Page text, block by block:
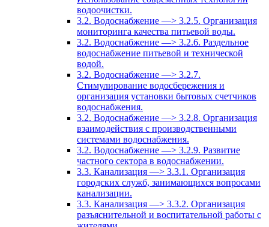
водоочистки.
3.2. Водоснабжение —> 3.2.5. Организация
мониторинга качества питьевой воды.
3.2. Водоснабжение —> 3.2.6. Раздельное
водоснабжение питьевой и технической
водой.
3.2. Водоснабжение —> 3.2.7.
Стимулирование водосбережения и
организация установки бытовых счетчиков
водоснабжения.
3.2. Водоснабжение —> 3.2.8. Организация
взаимодействия с производственными
системами водоснабжения.
3.2. Водоснабжение —> 3.2.9. Развитие
частного сектора в водоснабжении.
3.3. Канализация —> 3.3.1. Организация
городских служб, занимающихся вопросами
канализации.
3.3. Канализация —> 3.3.2. Организация
разъяснительной и воспитательной работы с